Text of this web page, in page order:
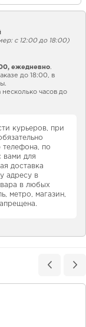
с 12:00 до 18:00)
ежедневно.
до 18:00, в
часов до
курьеров, при
телефона, по
вами для
доставка
адресу в
в любых
метро, магазин,